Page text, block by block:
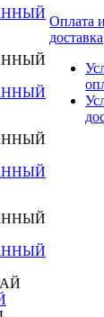
Оплата и
доставка